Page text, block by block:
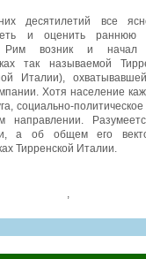
десятилетий все
и оценить
возник и начал
так называемой
Италии),
Хотя население
социально-
направлении.
а об общем его
Тирренской Италии.
,